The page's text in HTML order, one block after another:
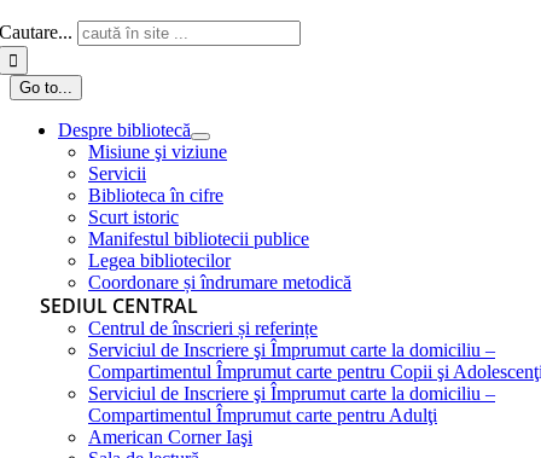
Cautare...
Go to...
Despre bibliotecă
Misiune şi viziune
Servicii
Biblioteca în cifre
Scurt istoric
Manifestul bibliotecii publice
Legea bibliotecilor
Coordonare și îndrumare metodică
SEDIUL CENTRAL
Centrul de înscrieri și referințe
Serviciul de Inscriere şi Împrumut carte la domiciliu –
Compartimentul Împrumut carte pentru Copii şi
Serviciul de Inscriere şi Împrumut carte la domiciliu –
Compartimentul Împrumut carte pentru Adulţi
American Corner Iaşi